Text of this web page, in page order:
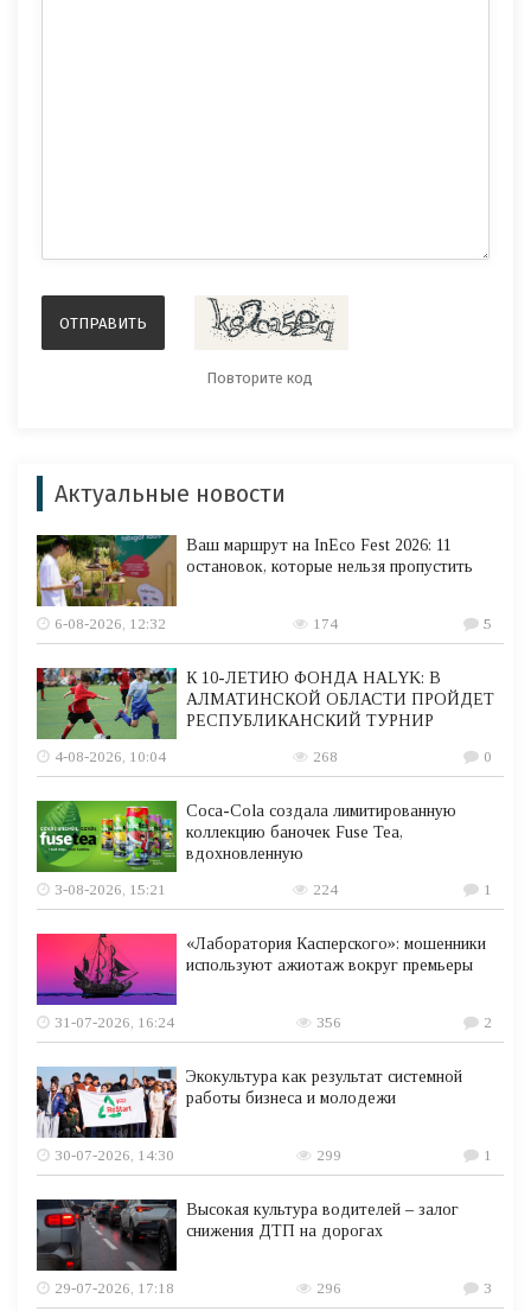
Актуальные новости
Ваш маршрут на InEco Fest 2026: 11
остановок, которые нельзя пропустить
6-08-2026, 12:32 174 5
К 10-ЛЕТИЮ ФОНДА HALYK: В
АЛМАТИНСКОЙ ОБЛАСТИ ПРОЙДЕТ
РЕСПУБЛИКАНСКИЙ ТУРНИР
4-08-2026, 10:04
268 0
Coca-Cola создала лимитированную
коллекцию баночек Fuse Tea,
вдохновленную
3-08-2026, 15:21
224 1
«Лаборатория Касперского»: мошенники
используют ажиотаж вокруг премьеры
31-07-2026, 16:24 356 2
Экокультура как результат системной
работы бизнеса и молодежи
30-07-2026, 14:30 299 1
Высокая культура водителей – залог
снижения ДТП на дорогах
29-07-2026, 17:18 296 3